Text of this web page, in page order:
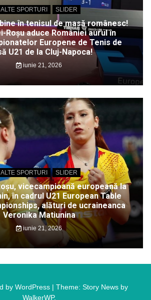
ALTE SPORTURI SLIDER
în tenisul de masă românesc!
Roșu aduce României aurul în
Europene de Tenis de
U21 de la Cluj-Napoca!
iunie 21, 2026
ALTE SPORTURI SLIDER
vicecampioană europeană la
în cadrul U21 European Table
alături de ucraineanca
Veronika Matiunina
iunie 21, 2026
by WordPress | Theme: Story News by
WalkerWP.